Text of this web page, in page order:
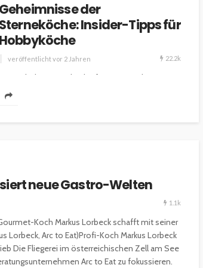
Geheimnisse der
Sterneköche: Insider-Tipps für
Hobbyköche
veröffentlicht vor 2 Jahren 22.2k
Die Welt der Sterneköche fasziniert nicht nur
durch ihre kulinarischen Meisterwerke, sondern
neue Gastro-Welten
1.1k
Koch Markus Lorbeck schafft mit seiner
Lorbeck, Arc to Eat)Profi-Koch Markus Lorbeck
Die Fliegerei im österreichischen Zell am See
Arc to Eat zu fokussieren.